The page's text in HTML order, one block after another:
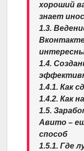
хороший
знает
1.3.
1.4.
1.4.1. Как
1.4.2. Как
1.5.
Авито –
способ
1.5.1. Где